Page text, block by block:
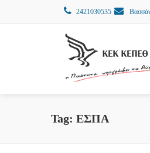
2421030535
Tag: ΕΣΠΑ